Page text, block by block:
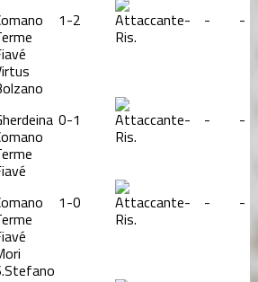
1-2
Ris.
- - -
0-1
Ris.
- - -
1-0
Ris.
- - -